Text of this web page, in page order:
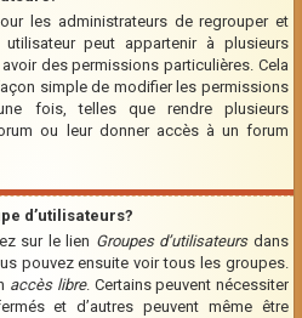
les administrateurs de regrouper et
peut appartenir à plusieurs
des permissions particulières. Cela
simple de modifier les permissions
fois, telles que rendre plusieurs
ou leur donner accès à un forum
d’utilisateurs?
sur le lien Groupes d’utilisateursdans
pouvez ensuite voir tous les groupes.
accès libre. Certains peuvent nécessiter
et d’autres peuvent même être